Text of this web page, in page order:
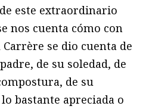
este extraordinario
nos cuenta cómo con
se dio cuenta de
de su soledad, de
de su
bastante apreciada o